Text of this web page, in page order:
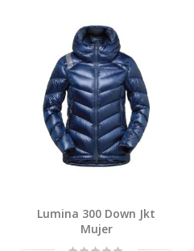
Lumina 300 Down Jkt
Mujer